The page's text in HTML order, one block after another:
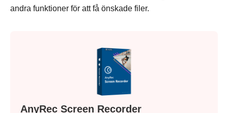
andra funktioner för att få önskade filer.
AnyRec Screen Recorder